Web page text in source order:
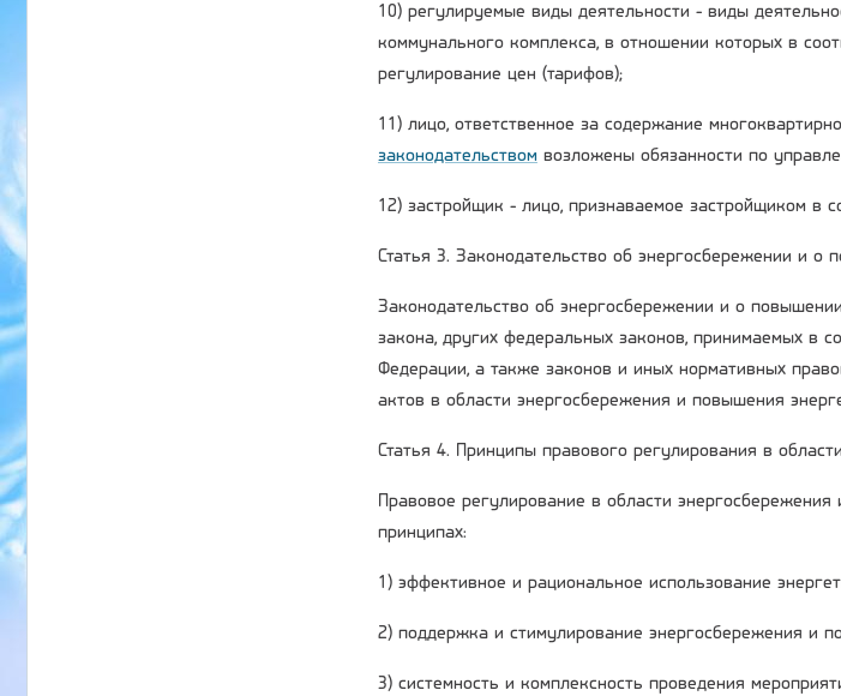
10) регулируемые виды деятельности - виды
коммунального комплекса, в отношении которых в
регулирование цен (тарифов);
11) лицо, ответственное за содержание
законодательством возложены обязанности по
12) застройщик - лицо, признаваемое застройщиком в
Статья 3. Законодательство об энергосбережении и о
Законодательство об энергосбережении и о
закона, других федеральных законов, принимаемых в
Федерации, а также законов и иных нормативных
актов в области энергосбережения и повышения
Статья 4. Принципы правового регулирования в
Правовое регулирование в области
принципах:
1) эффективное и рациональное использование
2) поддержка и стимулирование энергосбережения и
3) системность и комплексность проведения